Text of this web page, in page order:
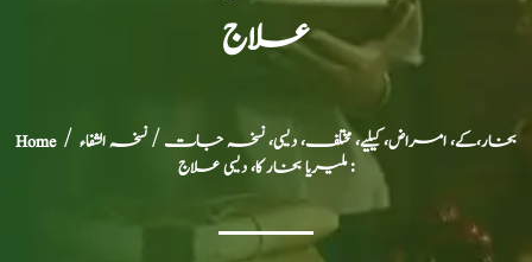
علاج
Home/ بخار،کے، امراض، کیلیے، مختلف، دیسی، نسخہ جات / نسخہ الشفاء
: ملیریا بخار کا، دیسی علاج